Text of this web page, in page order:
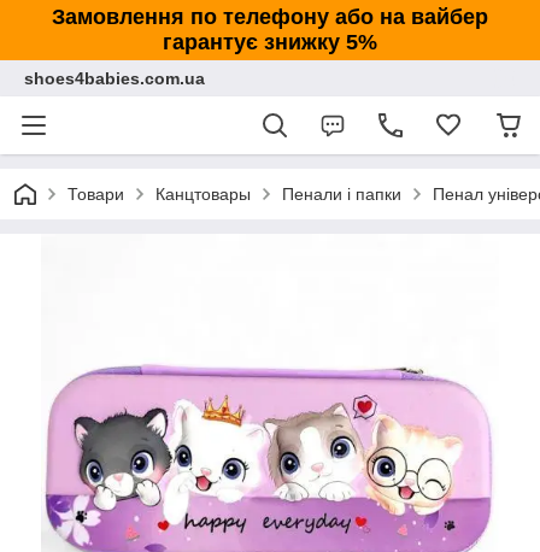
Замовлення по телефону або на вайбер
гарантує знижку 5%
shoes4babies.com.ua
Товари Канцтовары Пенали і папки Пенал